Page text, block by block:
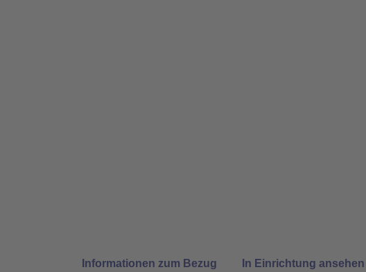
Informationen zum Bezug In Einrichtung ansehen